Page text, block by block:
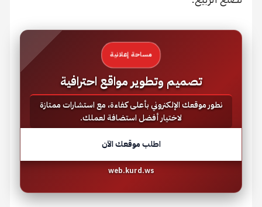
مساحة إعلانية
تصميم وتطوير مواقع احترافية
نطور موقعك الإلكتروني بأعلى كفاءة، مع استشارات ممتازة
لاختيار أفضل استضافة لعملك.
اطلب موقعك الآن
web.kurd.ws